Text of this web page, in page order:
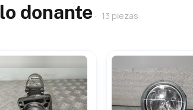
donante 13 piezas